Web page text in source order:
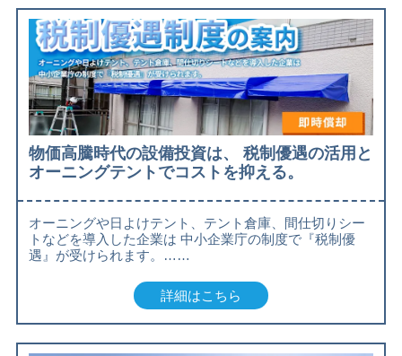
物価高騰時代の設備投資は、 税制優遇の活用と
オーニングテントでコストを抑える。
オーニングや日よけテント、テント倉庫、間仕切りシー
トなどを導入した企業は 中小企業庁の制度で『税制優
遇』が受けられます。……
詳細はこちら